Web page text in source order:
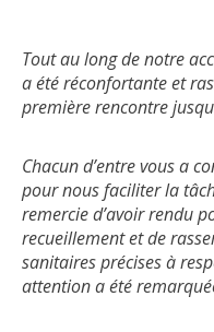
Tout au long de notre
a été réconfortante et
première rencontre
Chacun d’entre vous a
pour nous faciliter la
remercie d’avoir rendu
recueillement et de
sanitaires précises à
attention a été